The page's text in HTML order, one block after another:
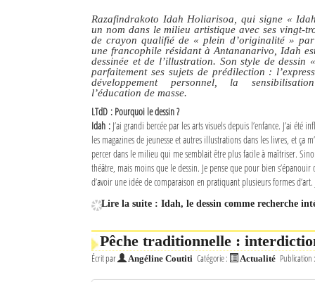
Razafindrakoto Idah Holiarisoa, qui signe «
un nom dans le milieu artistique avec ses vingt-
de crayon qualifié de « plein d’originalité »
une francophile résidant à Antananarivo, Idah
dessinée et de l’illustration. Son style de
parfaitement ses sujets de prédilection :
développement personnel, la
l’éducation de masse.
LTdD : Pourquoi le dessin ?
Idah : J’ai grandi bercée par les arts visuels depuis l’enfance. J’ai été
les magazines de jeunesse et autres illustrations dans les livres, et ça
percer dans le milieu qui me semblait être plus facile à maîtriser.
théâtre, mais moins que le dessin. Je pense que pour bien
d’avoir une idée de comparaison en pratiquant plusieurs formes
Lire la suite : Idah, le dessin comme recherche
Pêche traditionnelle :
Écrit par Angéline Coutiti Catégorie : Actualité